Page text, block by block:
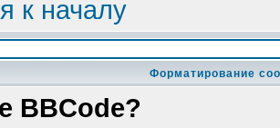
к началу
Форматирование
BBCode?